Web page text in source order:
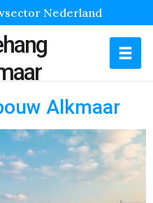
Nederland
Alkmaar